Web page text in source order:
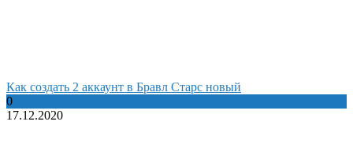
Как создать 2 аккаунт в Бравл Старс новый
0
17.12.2020